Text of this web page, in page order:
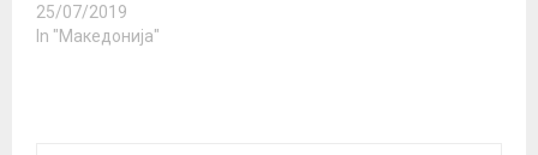
25/07/2019
In "Македонија"